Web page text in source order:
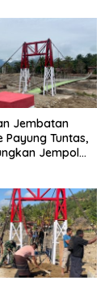
Jembatan
Payung Tuntas,
Jempol